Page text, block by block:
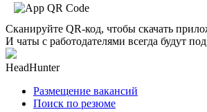
Сканируйте QR-код, чтобы скачать
И чаты с работодателями всегда будут
HeadHunter
Размещение вакансий
Поиск по резюме